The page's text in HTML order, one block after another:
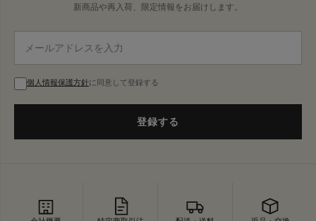
新商品や再入荷、限定情報をお届けします。
個人情報保護方針に同意して登録する
登録する